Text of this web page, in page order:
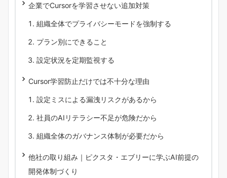
企業でCursorを学習させない追加対策
組織全体でプライバシーモードを強制する
プラン別にできること
設定状況を定期監視する
Cursor学習防止だけでは不十分な理由
設定ミスによる漏洩リスクがあるから
社員のAIリテラシー不足が危険だから
組織全体のガバナンス体制が必要だから
他社の取り組み｜ピクスタ・エブリーに学ぶAI前提の
開発体制づくり